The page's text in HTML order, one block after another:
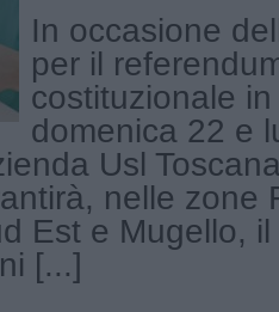
In occasione
per il
costituzionale
domenica 22 e
Usl
nelle zone
Est e Mugello,
[...]